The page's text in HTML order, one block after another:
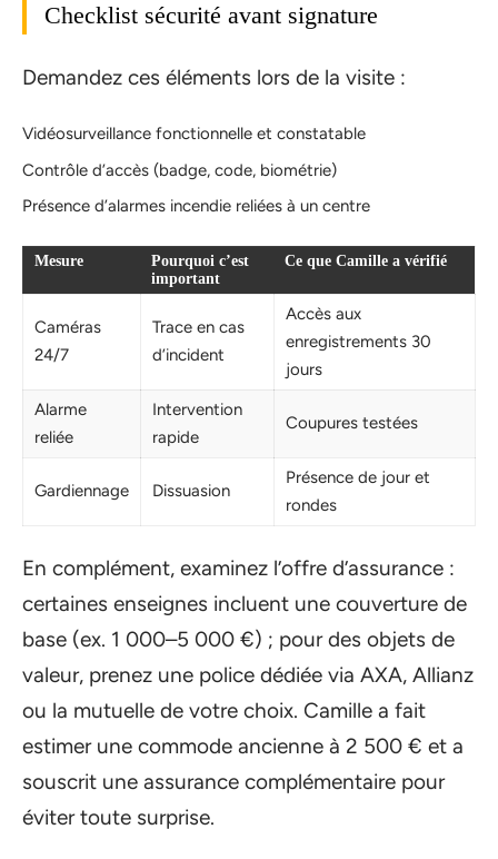
Checklist sécurité avant signature
Demandez ces éléments lors de la visite :
Vidéosurveillance fonctionnelle et constatable
Contrôle d’accès (badge, code, biométrie)
Présence d’alarmes incendie reliées à un centre
Mesure
Pourquoi c’est
important
Ce que Camille a vérifié
Caméras
24/7
Trace en cas
d’incident
Accès aux
enregistrements 30
jours
Alarme
reliée
Intervention
rapide
Coupures testées
Gardiennage Dissuasion
Présence de jour et
rondes
En complément, examinez l’offre d’assurance :
certaines enseignes incluent une couverture de
base (ex. 1 000–5 000 €) ; pour des objets de
valeur, prenez une police dédiée via AXA, Allianz
ou la mutuelle de votre choix. Camille a fait
estimer une commode ancienne à 2 500 € et a
souscrit une assurance complémentaire pour
éviter toute surprise.